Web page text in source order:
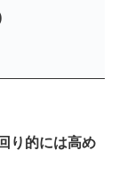
り的には高め